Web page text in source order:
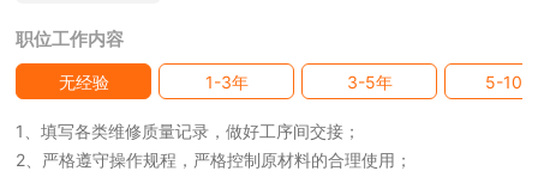
职位工作内容
无经验 1-3年 3-5年 5-10年
1、填写各类维修质量记录，做好工序间交接；
2、严格遵守操作规程，严格控制原材料的合理使用；